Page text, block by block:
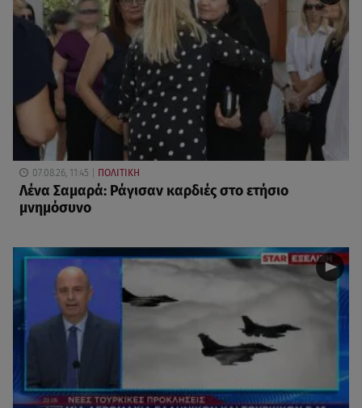
07.08.26, 11:45 ΠΟΛΙΤΙΚΗ
Λένα Σαμαρά: Ράγισαν καρδιές στο ετήσιο
μνημόσυνο